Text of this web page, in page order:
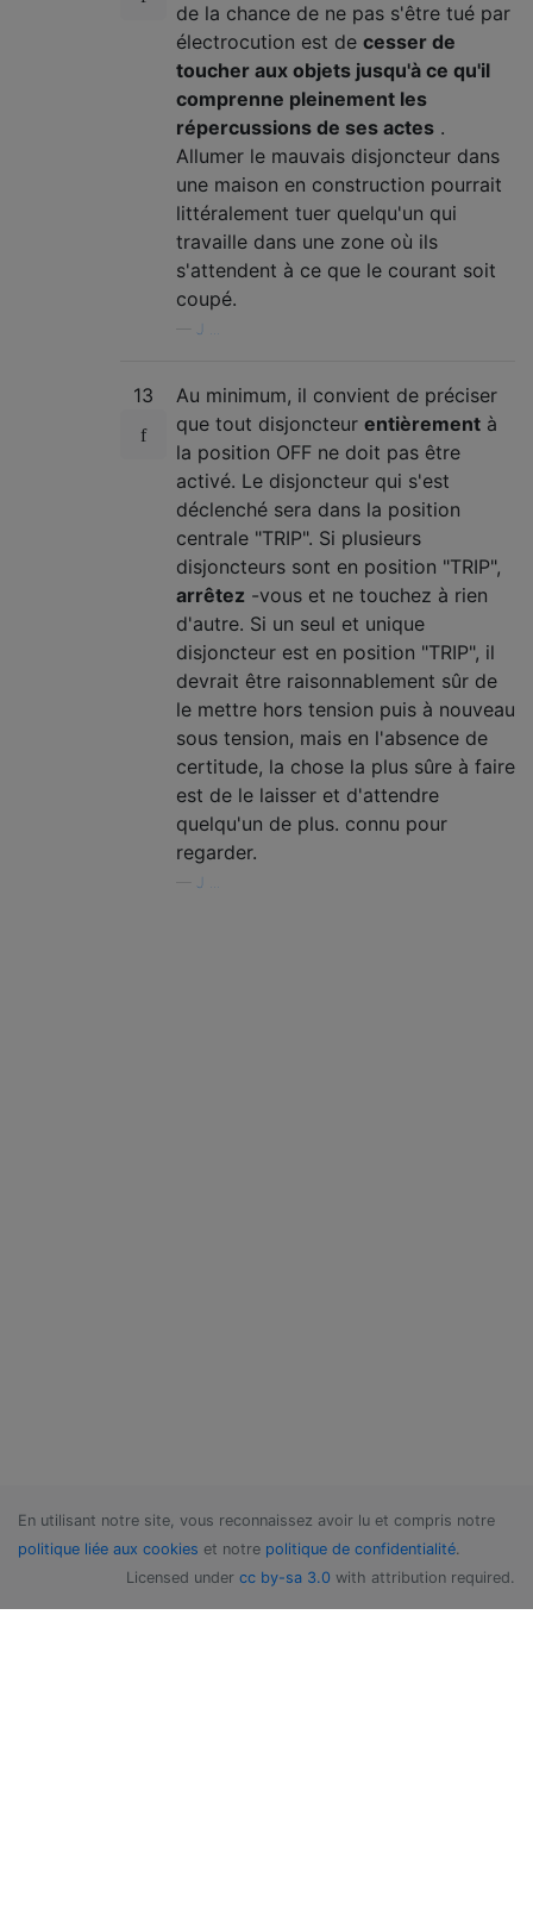
de la chance de ne pas s'être tué par
électrocution est de cesser de
toucher aux objets jusqu'à ce qu'il
comprenne pleinement les
répercussions de ses actes .
Allumer le mauvais disjoncteur dans
une maison en construction pourrait
littéralement tuer quelqu'un qui
travaille dans une zone où ils
s'attendent à ce que le courant soit
coupé.
J ...
13
Au minimum, il convient de préciser
que tout disjoncteur entièrement à
la position OFF ne doit pas être
activé. Le disjoncteur qui s'est
déclenché sera dans la position
centrale "TRIP". Si plusieurs
disjoncteurs sont en position "TRIP",
arrêtez -vous et ne touchez à rien
d'autre. Si un seul et unique
disjoncteur est en position "TRIP", il
devrait être raisonnablement sûr de
le mettre hors tension puis à nouveau
sous tension, mais en l'absence de
certitude, la chose la plus sûre à faire
est de le laisser et d'attendre
quelqu'un de plus. connu pour
regarder.
J ...
En utilisant notre site, vous reconnaissez avoir lu et compris notre
politique liée aux cookies et notre politique de confidentialité.
Licensed under cc by-sa 3.0 with attribution required.